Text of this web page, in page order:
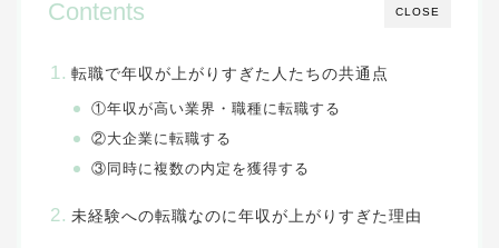
CLOSE
Contents
転職で年収が上がりすぎた人たちの共通点
①年収が高い業界・職種に転職する
②大企業に転職する
③同時に複数の内定を獲得する
未経験への転職なのに年収が上がりすぎた理由